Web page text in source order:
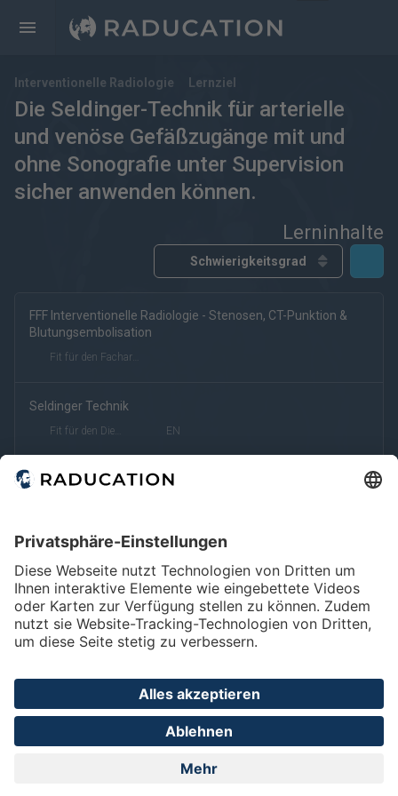
Interventionelle Radiologie Lernziel
Die Seldinger-Technik für arterielle
und venöse Gefäßzugänge mit und
ohne Sonografie unter Supervision
sicher anwenden können.
Lerninhalte
kostenfrei kostenpflichtig Deutsch Englisch
eRef
FFF Interventionelle Radiologie - Stenosen, CT-Punktion &
Blutungsembolisation
Fit für den Facharzt
Seldinger Technik
Fit für den Dienst EN
Gefäßzugänge und Verschlusssysteme in der Behandlung
Impressum